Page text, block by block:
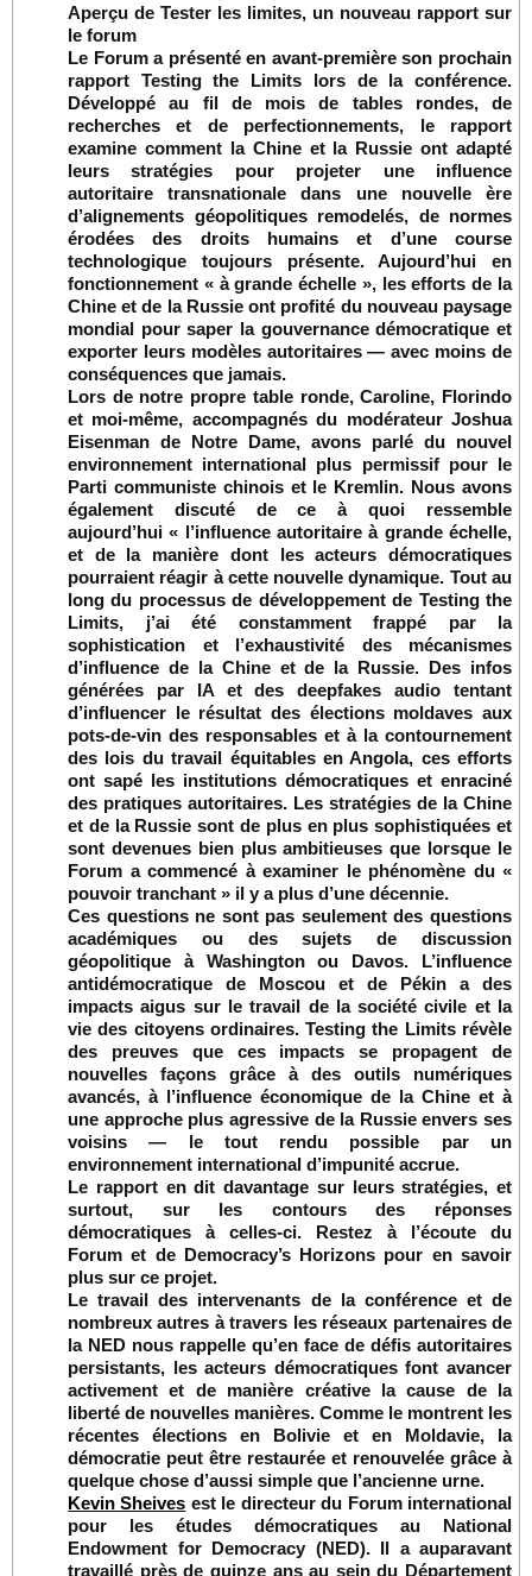
Aperçu de Tester les limites, un nouveau rapport sur
le forum
Le Forum a présenté en avant-première son prochain
rapport Testing the Limits lors de la conférence.
Développé au fil de mois de tables rondes, de
recherches et de perfectionnements, le rapport
examine comment la Chine et la Russie ont adapté
leurs stratégies pour projeter une influence
autoritaire transnationale dans une nouvelle ère
d’alignements géopolitiques remodelés, de normes
érodées des droits humains et d’une course
technologique toujours présente. Aujourd’hui en
fonctionnement « à grande échelle », les efforts de la
Chine et de la Russie ont profité du nouveau paysage
mondial pour saper la gouvernance démocratique et
exporter leurs modèles autoritaires — avec moins de
conséquences que jamais.
Lors de notre propre table ronde, Caroline, Florindo
et moi-même, accompagnés du modérateur Joshua
Eisenman de Notre Dame, avons parlé du nouvel
environnement international plus permissif pour le
Parti communiste chinois et le Kremlin. Nous avons
également discuté de ce à quoi ressemble
aujourd’hui « l’influence autoritaire à grande échelle,
et de la manière dont les acteurs démocratiques
pourraient réagir à cette nouvelle dynamique. Tout au
long du processus de développement de Testing the
Limits, j’ai été constamment frappé par la
sophistication et l’exhaustivité des mécanismes
d’influence de la Chine et de la Russie. Des infos
générées par IA et des deepfakes audio tentant
d’influencer le résultat des élections moldaves aux
pots-de-vin des responsables et à la contournement
des lois du travail équitables en Angola, ces efforts
ont sapé les institutions démocratiques et enraciné
des pratiques autoritaires. Les stratégies de la Chine
et de la Russie sont de plus en plus sophistiquées et
sont devenues bien plus ambitieuses que lorsque le
Forum a commencé à examiner le phénomène du «
pouvoir tranchant » il y a plus d’une décennie.
Ces questions ne sont pas seulement des questions
académiques ou des sujets de discussion
géopolitique à Washington ou Davos. L’influence
antidémocratique de Moscou et de Pékin a des
impacts aigus sur le travail de la société civile et la
vie des citoyens ordinaires. Testing the Limits révèle
des preuves que ces impacts se propagent de
nouvelles façons grâce à des outils numériques
avancés, à l’influence économique de la Chine et à
une approche plus agressive de la Russie envers ses
voisins — le tout rendu possible par un
environnement international d’impunité accrue.
Le rapport en dit davantage sur leurs stratégies, et
surtout, sur les contours des réponses
démocratiques à celles-ci. Restez à l’écoute du
Forum et de Democracy’s Horizons pour en savoir
plus sur ce projet.
Le travail des intervenants de la conférence et de
nombreux autres à travers les réseaux partenaires de
la NED nous rappelle qu’en face de défis autoritaires
persistants, les acteurs démocratiques font avancer
activement et de manière créative la cause de la
liberté de nouvelles manières. Comme le montrent les
récentes élections en Bolivie et en Moldavie, la
démocratie peut être restaurée et renouvelée grâce à
quelque chose d’aussi simple que l’ancienne urne.
Kevin Sheives est le directeur du Forum international
pour les études démocratiques au National
Endowment for Democracy (NED). Il a auparavant
travaillé près de quinze ans au sein du Département